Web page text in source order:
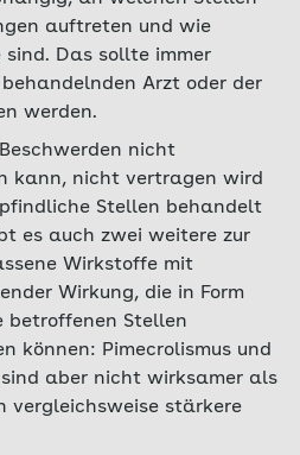
auftreten und wie
sind. Das sollte immer
Arzt oder der
werden.
nicht
kann, nicht vertragen wird
Stellen behandelt
es auch zwei weitere zur
Wirkstoffe mit
Wirkung, die in Form
betroffenen Stellen
können: Pimecrolismus und
sind aber nicht wirksamer als
vergleichsweise stärkere